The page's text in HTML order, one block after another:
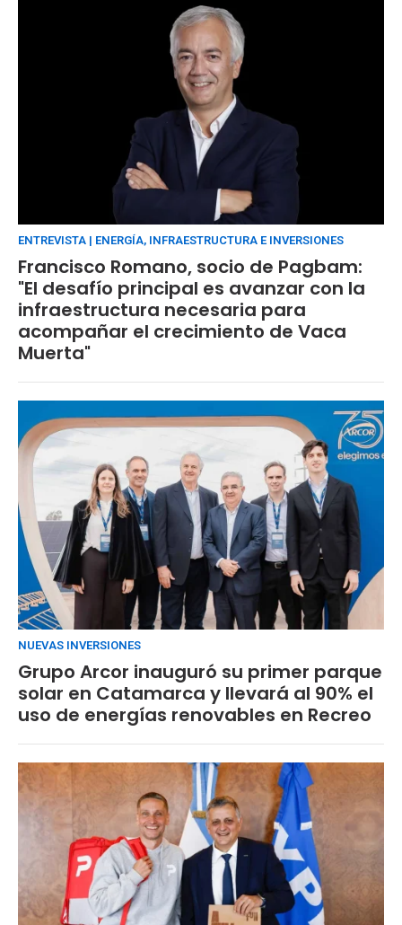
ENTREVISTA | ENERGÍA, INFRAESTRUCTURA E INVERSIONES
Francisco Romano, socio de Pagbam:
"El desafío principal es avanzar con la
infraestructura necesaria para
acompañar el crecimiento de Vaca
Muerta"
NUEVAS INVERSIONES
Grupo Arcor inauguró su primer parque
solar en Catamarca y llevará al 90% el
uso de energías renovables en Recreo